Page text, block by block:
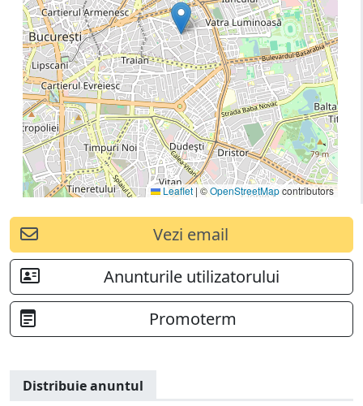
Leaflet |©OpenStreetMapcontributors
Vezi email
Anunturile utilizatorului
Promoterm
Distribuie anuntul